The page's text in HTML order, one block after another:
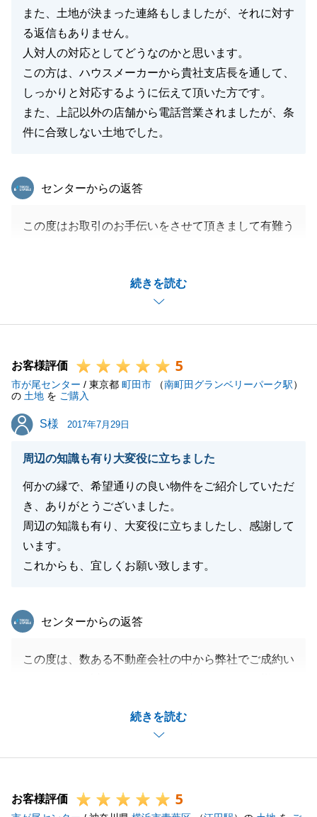
また、土地が決まった連絡もしましたが、それに対す
る返信もありません。
人対人の対応としてどうなのかと思います。
この方は、ハウスメーカーから貴社支店長を通して、
しっかりと対応するように伝えて頂いた方です。
また、上記以外の店舗から電話営業されましたが、条
件に合致しない土地でした。
続きを読む
東急リバブル
センターからの返答
この度はお取引のお手伝いをさせて頂きまして有難う
限られてしまいましたが、最後に大変いい土地をご購
入頂くことができてよかったです。
司法書士との連絡関係の件と他店舗担当の対応の件、
先日も購入頂いた土地の前を通りましたので、建築が
始まってからも、お住まいになられた後も顔を出させ
て頂きます。
閉じる
お客様評価 5
市が尾センター / 東京都 町田市 （南町田グランベリーパーク駅）
の 土地 を ご購入
S様
S様 2017年7月29日
周辺の知識も有り大変役に立ちました
何かの縁で、希望通りの良い物件をご紹介していただ
き、ありがとうございました。
周辺の知識も有り、大変役に立ちましたし、感謝して
います。
これからも、宜しくお願い致します。
続きを読む
東急リバブル
センターからの返答
この度は、数ある不動産会社の中から弊社でご成約い
イミングよくご希望条件に合う物件をご紹介すること
ができました。Ｓ様のお役に立てたこと、大変嬉しく
思います。
絡いただければと存じます。
お客様評価 5